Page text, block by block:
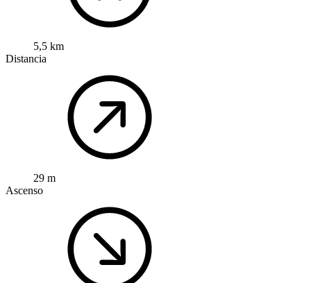
5,5 km
Distancia
29 m
Ascenso